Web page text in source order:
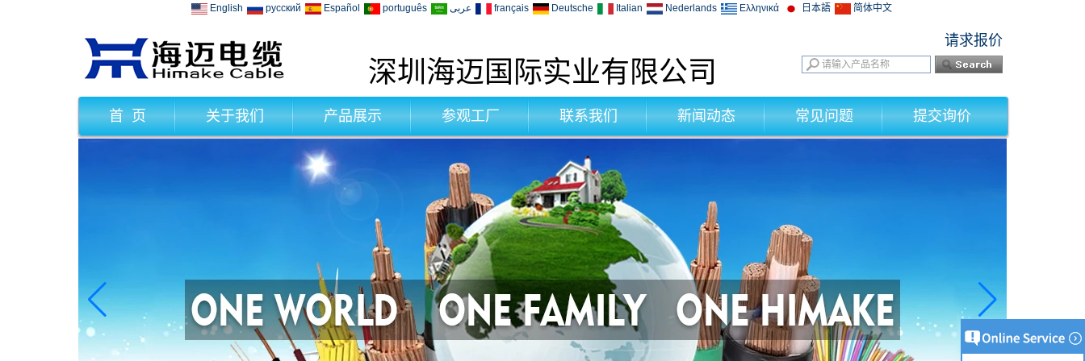
English русский Español português عربى français Deutsche Italian Nederlands Ελληνικά 日本語 简体中文
深圳海迈国际实业有限公司
请求报价
首 页 关于我们 产品展示 参观工厂 联系我们 新闻动态 常见问题 提交询价